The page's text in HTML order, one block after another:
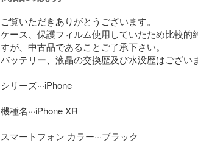
ご覧いただきありがとうございます。
ケース、保護フィルム使用していたため比較的
すが、中古品であることご了承下さい。
バッテリー、液晶の交換歴及び水没歴はござい
シリーズ···iPhone
機種名···iPhone XR
スマートフォン カラー···ブラック